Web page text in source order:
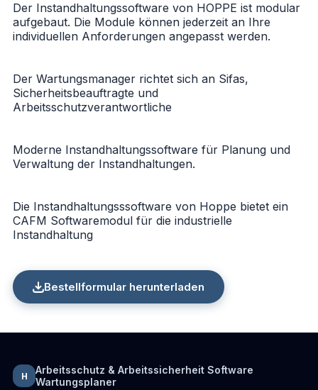
Der Instandhaltungssoftware von HOPPE ist modular
aufgebaut. Die Module können jederzeit an Ihre
individuellen Anforderungen angepasst werden.
Der Wartungsmanager richtet sich an Sifas,
Sicherheitsbeauftragte und
Arbeitsschutzverantwortliche
Moderne Instandhaltungssoftware für Planung und
Verwaltung der Instandhaltungen.
Die Instandhaltungsssoftware von Hoppe bietet ein
CAFM Softwaremodul für die industrielle
Instandhaltung
Bestellformular herunterladen
H
Arbeitsschutz & Arbeitssicherheit Software
Wartungsplaner